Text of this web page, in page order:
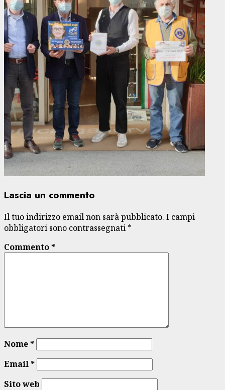
Lascia un commento
Il tuo indirizzo email non sarà pubblicato. I campi
obbligatori sono contrassegnati *
Commento*
Nome*
Email*
Sito web